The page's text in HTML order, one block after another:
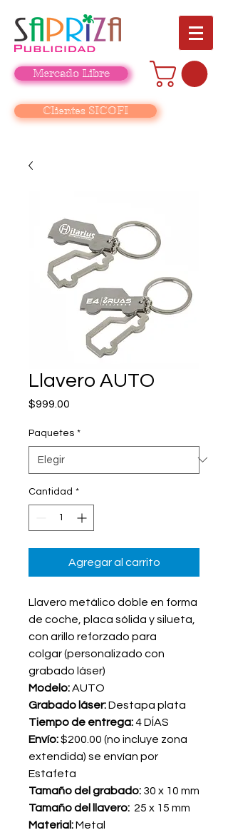
Mercado Libre
Clientes SICOFI
Llavero AUTO
$999.00
Paquetes *
Cantidad *
Agregar al carrito
Llavero metálico doble en forma
de coche, placa sólida y silueta,
con arillo reforzado para
colgar (personalizado con
grabado láser)
Modelo:AUTO
Grabado láser:Destapa plata
Tiempo de entrega:4 DÍAS
Envío:$200.00 (no incluye zona
extendida) se envían por
Estafeta
Tamaño del grabado: 30 x 10 mm
Tamaño del llavero: 25 x 15 mm
Material:Metal